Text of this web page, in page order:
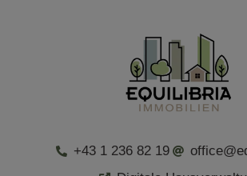
+43 1 236 82 19